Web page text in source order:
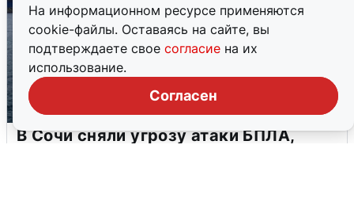
На информационном ресурсе применяются
cookie-файлы. Оставаясь на сайте, вы
подтверждаете свое согласие на их
использование.
Согласен
В Сочи сняли угрозу атаки БПЛА,